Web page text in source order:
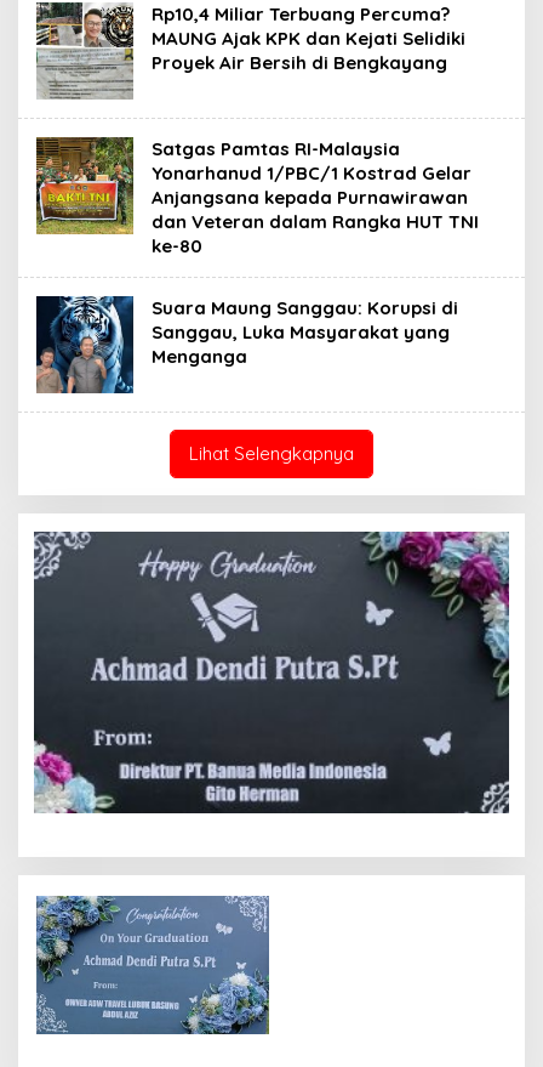
Rp10,4 Miliar Terbuang Percuma?
MAUNG Ajak KPK dan Kejati Selidiki
Proyek Air Bersih di Bengkayang
Satgas Pamtas RI-Malaysia
Yonarhanud 1/PBC/1 Kostrad Gelar
Anjangsana kepada Purnawirawan
dan Veteran dalam Rangka HUT TNI
ke-80
Suara Maung Sanggau: Korupsi di
Sanggau, Luka Masyarakat yang
Menganga
Lihat Selengkapnya